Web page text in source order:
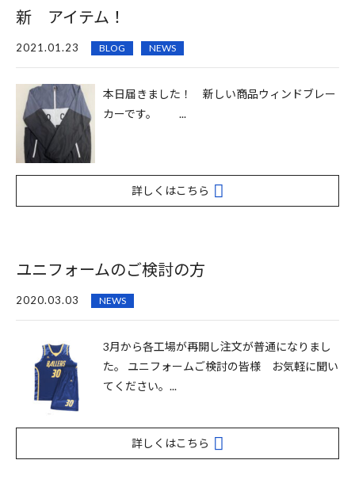
新 アイテム！
2021.01.23 BLOG NEWS
本日届きました！ 新しい商品ウィンドブレー
カーです。 ...
詳しくはこちら
ユニフォームのご検討の方
2020.03.03 NEWS
3月から各工場が再開し注文が普通になりまし
た。 ユニフォームご検討の皆様 お気軽に聞い
てください。...
詳しくはこちら